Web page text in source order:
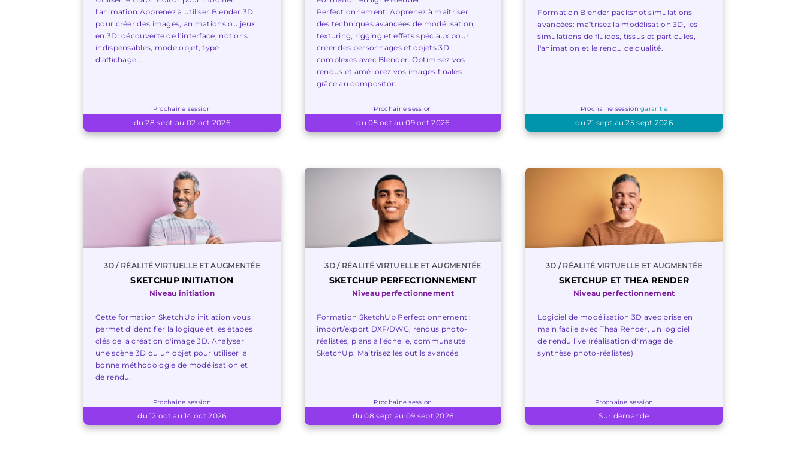
l'animation Apprenez à utiliser Blender 3D
pour créer des images, animations ou jeux
en 3D: découverte de l’interface, notions
indispensables, mode objet, type
d'affichage...
Prochaine session
du 28 sept au 02 oct 2026
Perfectionnement: Apprenez à maîtriser
des techniques avancées de modélisation,
texturing, rigging et effets spéciaux pour
créer des personnages et objets 3D
complexes avec Blender. Optimisez vos
rendus et améliorez vos images finales
grâce au compositor.
Prochaine session
du 05 oct au 09 oct 2026
Formation Blender packshot simulations
avancées: maîtrisez la modélisation 3D, les
simulations de fluides, tissus et particules,
l'animation et le rendu de qualité.
Prochaine sessiongarantie
du 21 sept au 25 sept 2026
3D / RÉALITÉ VIRTUELLE ET AUGMENTÉE
SKETCHUP INITIATION
Niveau initiation
Cette formation SketchUp initiation vous
permet d'identifier la logique et les étapes
clés de la création d'image 3D. Analyser
une scène 3D ou un objet pour utiliser la
bonne méthodologie de modélisation et
de rendu.
Prochaine session
du 12 oct au 14 oct 2026
3D / RÉALITÉ VIRTUELLE ET AUGMENTÉE
SKETCHUP PERFECTIONNEMENT
Niveau perfectionnement
Formation SketchUp Perfectionnement :
import/export DXF/DWG, rendus photo-
réalistes, plans à l'échelle, communauté
SketchUp. Maîtrisez les outils avancés !
Prochaine session
du 08 sept au 09 sept 2026
3D / RÉALITÉ VIRTUELLE ET AUGMENTÉE
SKETCHUP ET THEA RENDER
Niveau perfectionnement
Logiciel de modélisation 3D avec prise en
main facile avec Thea Render, un logiciel
de rendu live (réalisation d'image de
synthèse photo-réalistes)
Prochaine session
Sur demande